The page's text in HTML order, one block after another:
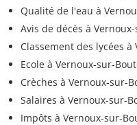
Qualité de l'eau à
Avis de décès à
Classement des lycées
Ecole à Vernoux-sur-
Crèches à Vernoux-sur-
Salaires à Vernoux-sur-
Impôts à Vernoux-sur-